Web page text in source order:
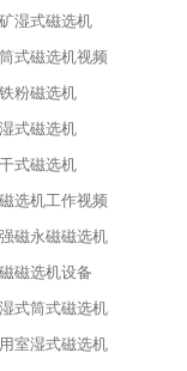
湿式磁选机
式磁选机视频
粉磁选机
式磁选机
式磁选机
选机工作视频
磁永磁磁选机
磁选机设备
式筒式磁选机
室湿式磁选机